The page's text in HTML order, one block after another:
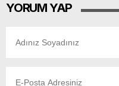
YORUM YAP